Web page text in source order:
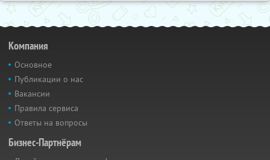
Компания
Основное
Публикации о нас
Вакансии
Правила сервиса
Ответы на вопросы
Бизнес-Партнёрам